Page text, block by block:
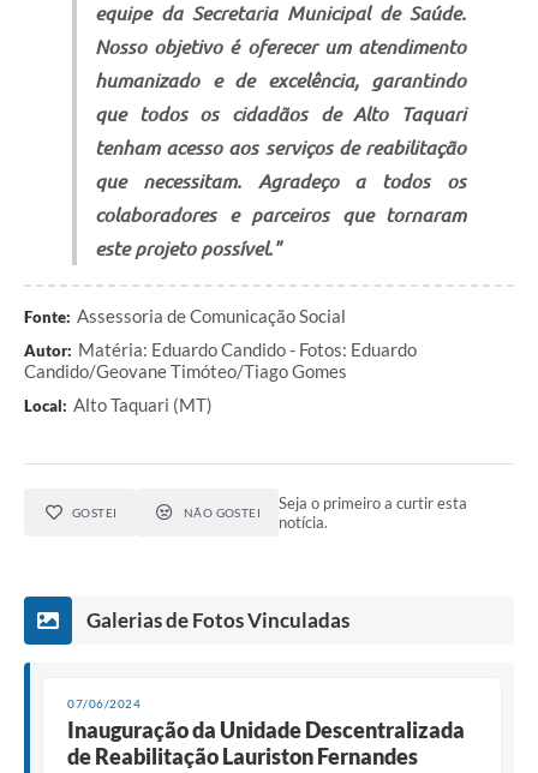
equipe da Secretaria Municipal de Saúde.
Nosso objetivo é oferecer um atendimento
humanizado e de excelência, garantindo
que todos os cidadãos de Alto Taquari
tenham acesso aos serviços de reabilitação
que necessitam. Agradeço a todos os
colaboradores e parceiros que tornaram
este projeto possível."
Fonte: Assessoria de Comunicação Social
Autor: Matéria: Eduardo Candido - Fotos: Eduardo
Candido/Geovane Timóteo/Tiago Gomes
Local: Alto Taquari (MT)
GOSTEI NÃO GOSTEI
Seja o primeiro a curtir esta
notícia.
Galerias de Fotos Vinculadas
07/06/2024
Inauguração da Unidade Descentralizada
de Reabilitação Lauriston Fernandes